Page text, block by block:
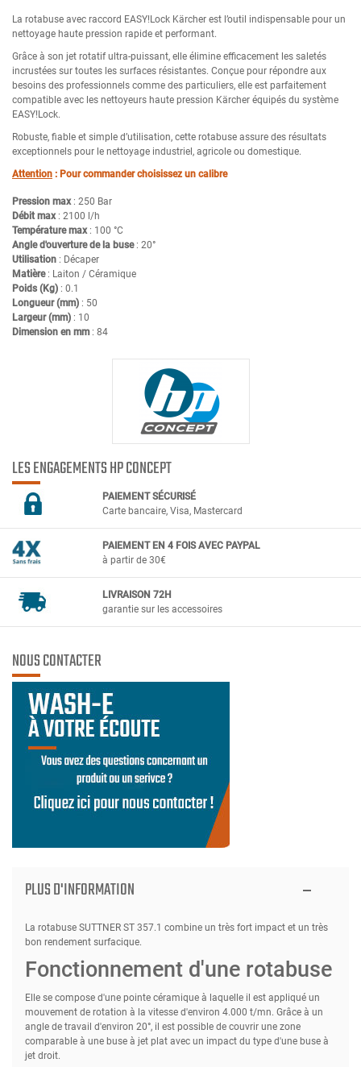
La rotabuse avec raccord EASY!Lock Kärcher est l’outil indispensable pour un
nettoyage haute pression rapide et performant.
Grâce à son jet rotatif ultra-puissant, elle élimine efficacement les saletés
incrustées sur toutes les surfaces résistantes. Conçue pour répondre aux
besoins des professionnels comme des particuliers, elle est parfaitement
compatible avec les nettoyeurs haute pression Kärcher équipés du système
EASY!Lock.
Robuste, fiable et simple d’utilisation, cette rotabuse assure des résultats
exceptionnels pour le nettoyage industriel, agricole ou domestique.
Attention : Pour commander choisissez un calibre
Pression max: 250 Bar
Débit max: 2100 l/h
Température max: 100 °C
Angle d'ouverture de la buse: 20°
Utilisation : Décaper
Matière: Laiton / Céramique
Poids (Kg) : 0.1
Longueur (mm) : 50
Largeur (mm) : 10
Dimension en mm: 84
LES ENGAGEMENTS HP CONCEPT
PAIEMENT SÉCURISÉ
Carte bancaire, Visa, Mastercard
PAIEMENT EN 4 FOIS AVEC PAYPAL
à partir de 30€
LIVRAISON 72H
garantie sur les accessoires
NOUS CONTACTER
PLUS D'INFORMATION
La rotabuse SUTTNER ST 357.1 combine un très fort impact et un très
bon rendement surfacique.
Fonctionnement d'une rotabuse
Elle se compose d'une pointe céramique à laquelle il est appliqué un
mouvement de rotation à la vitesse d'environ 4.000 t/mn. Grâce à un
angle de travail d'environ 20°, il est possible de couvrir une zone
comparable à une buse à jet plat avec un impact du type d'une buse à
jet droit.